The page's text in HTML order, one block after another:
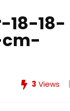
18-18-
3 Views